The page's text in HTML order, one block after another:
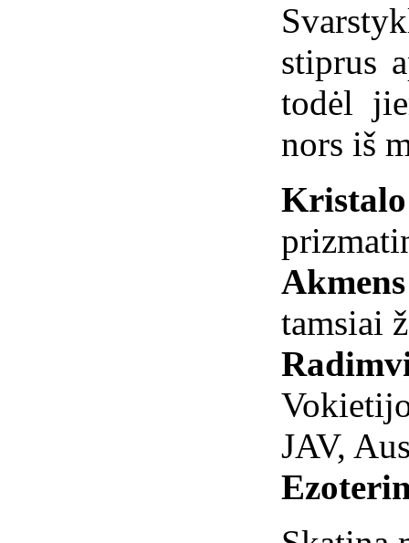
stiprus
todėl
nors iš
tamsiai
JAV,